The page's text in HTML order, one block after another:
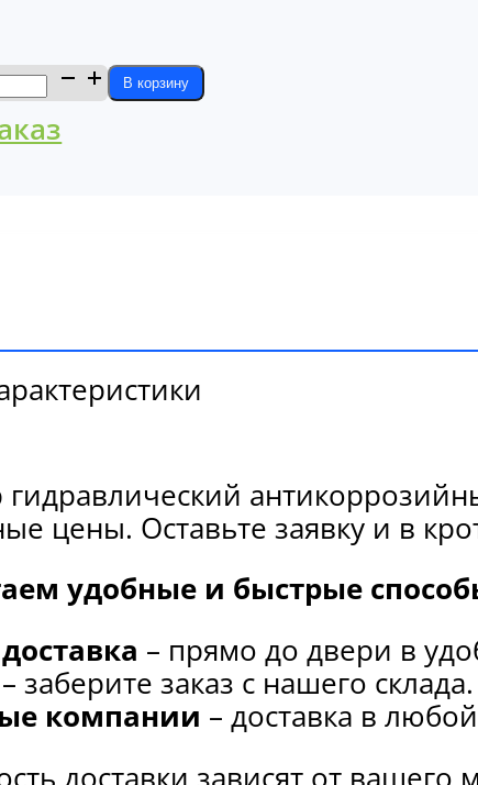
В корзину
гидравлический
цены. Оставьте заявку и в
удобные и быстрые
– прямо до двери в
– заберите заказ с нашего склада.
компании – доставка в